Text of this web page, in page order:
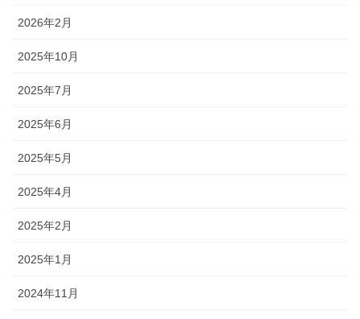
2026年2月
2025年10月
2025年7月
2025年6月
2025年5月
2025年4月
2025年2月
2025年1月
2024年11月